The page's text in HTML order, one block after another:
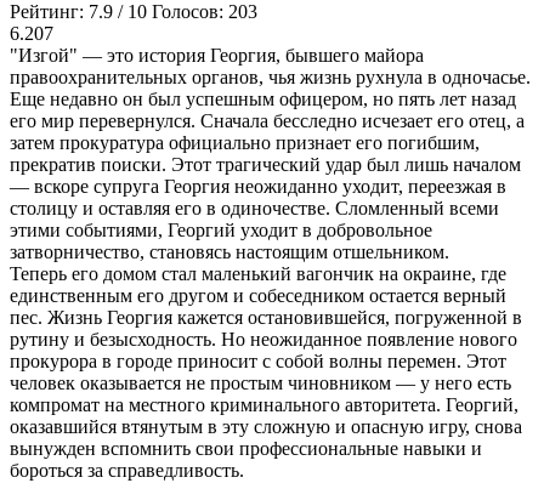
Рейтинг: 7.9 / 10 Голосов: 203
6.207
"Изгой" — это история Георгия, бывшего майора
правоохранительных органов, чья жизнь рухнула в одночасье.
Еще недавно он был успешным офицером, но пять лет назад
его мир перевернулся. Сначала бесследно исчезает его отец, а
затем прокуратура официально признает его погибшим,
прекратив поиски. Этот трагический удар был лишь началом
— вскоре супруга Георгия неожиданно уходит, переезжая в
столицу и оставляя его в одиночестве. Сломленный всеми
этими событиями, Георгий уходит в добровольное
затворничество, становясь настоящим отшельником.
Теперь его домом стал маленький вагончик на окраине, где
единственным его другом и собеседником остается верный
пес. Жизнь Георгия кажется остановившейся, погруженной в
рутину и безысходность. Но неожиданное появление нового
прокурора в городе приносит с собой волны перемен. Этот
человек оказывается не простым чиновником — у него есть
компромат на местного криминального авторитета. Георгий,
оказавшийся втянутым в эту сложную и опасную игру, снова
вынужден вспомнить свои профессиональные навыки и
бороться за справедливость.